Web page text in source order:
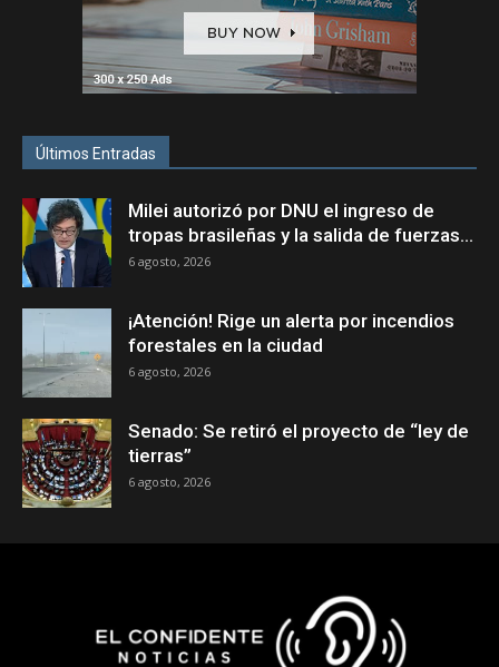
Últimos Entradas
Milei autorizó por DNU el ingreso de
tropas brasileñas y la salida de fuerzas...
6 agosto, 2026
¡Atención! Rige un alerta por incendios
forestales en la ciudad
6 agosto, 2026
Senado: Se retiró el proyecto de “ley de
tierras”
6 agosto, 2026